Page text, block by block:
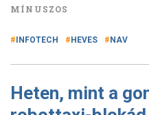
MÍNUSZOS
INFOTECH HEVES NAV
Heten, mint a